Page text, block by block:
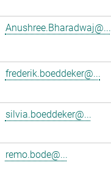
Anushree.Bharadwaj@...
frederik.boeddeker@...
silvia.boeddeker@...
remo.bode@...